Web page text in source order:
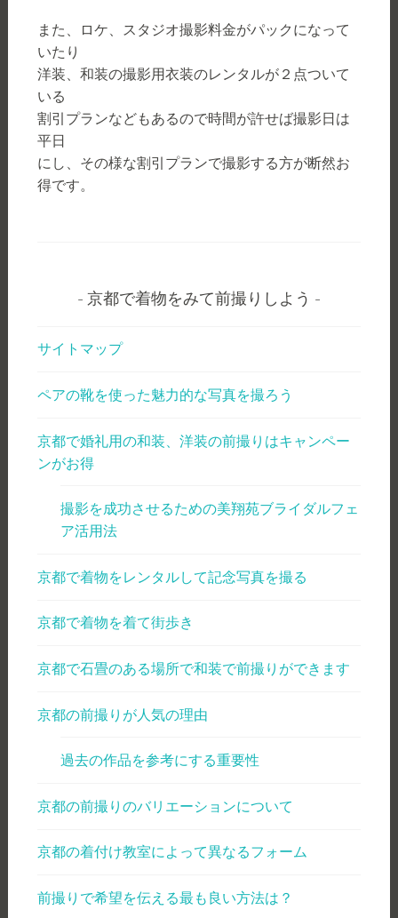
また、ロケ、スタジオ撮影料金がパックになって
いたり
洋装、和装の撮影用衣装のレンタルが２点ついて
いる
割引プランなどもあるので時間が許せば撮影日は
平日
にし、その様な割引プランで撮影する方が断然お
得です。
京都で着物をみて前撮りしよう
サイトマップ
ペアの靴を使った魅力的な写真を撮ろう
京都で婚礼用の和装、洋装の前撮りはキャンペー
ンがお得
撮影を成功させるための美翔苑ブライダルフェ
ア活用法
京都で着物をレンタルして記念写真を撮る
京都で着物を着て街歩き
京都で石畳のある場所で和装で前撮りができます
京都の前撮りが人気の理由
過去の作品を参考にする重要性
京都の前撮りのバリエーションについて
京都の着付け教室によって異なるフォーム
前撮りで希望を伝える最も良い方法は？